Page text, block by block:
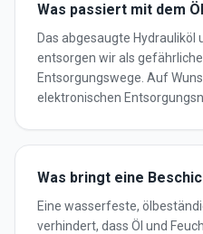
Was passiert mit dem
Das abgesaugte Hydrauliköl
entsorgen wir als
Entsorgungswege. Auf
elektronischen
Was bringt eine
Eine wasserfeste,
verhindert, dass Öl und